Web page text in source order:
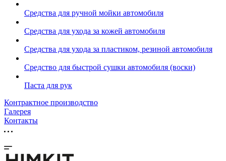
Средства для ручной мойки автомобиля
Средства для ухода за кожей автомобиля
Средства для ухода за пластиком, резиной автомобиля
Средство для быстрой сушки автомобиля (воски)
Паста для рук
Контрактное производство
Галерея
Контакты